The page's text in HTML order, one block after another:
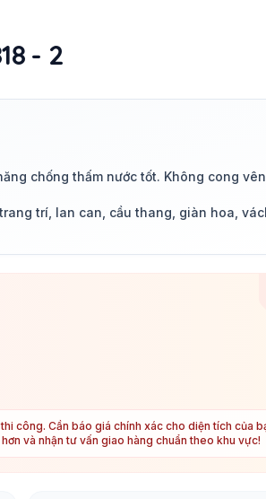
- 2
chống thấm nước tốt. Không cong
trí, lan can, cầu thang, giàn hoa,
công. Cần báo giá chính xác cho diện tích của
và nhận tư vấn giao hàng chuẩn theo khu vực!